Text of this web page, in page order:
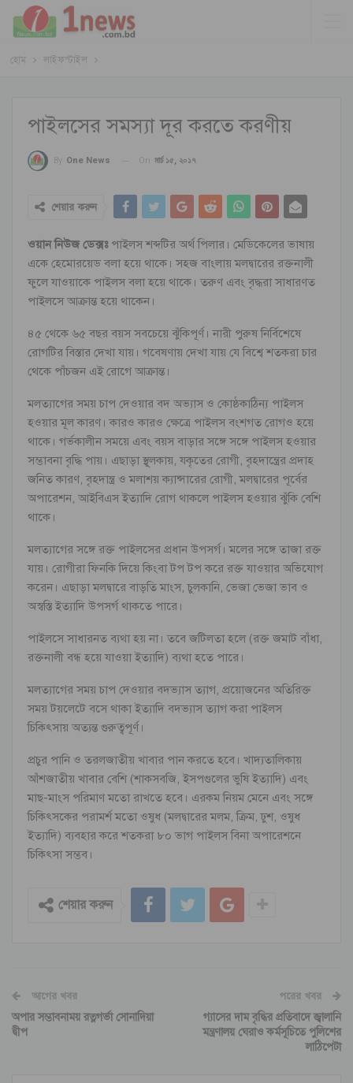
হোম লাইফস্টাইল
পাইলসের সমস্যা দূর করতে করণীয়
By One News On মার্চ ১৫, ২০১৭
শেয়ার করুন
ওয়ান নিউজ ডেক্সঃপাইলস শব্দটির অর্থ পিলার। মেডিকেলের ভাষায়
একে হেমোরয়েড বলা হয়ে থাকে। সহজ বাংলায় মলদ্বারের রক্তনালী
ফুলে যাওয়াকে পাইলস বলা হয়ে থাকে। তরুণ এবং বৃদ্ধরা সাধারণত
পাইলসে আক্রান্ত হয়ে থাকেন।
৪৫ থেকে ৬৫ বছর বয়স সবচেয়ে ঝুঁকিপূর্ণ। নারী পুরুষ নির্বিশেষে
রোগটির বিস্তার দেখা যায়। গবেষণায় দেখা যায় যে বিশ্বে শতকরা চার
থেকে পাঁচজন এই রোগে আক্রান্ত।
মলত্যাগের সময় চাপ দেওয়ার বদ অভ্যাস ও কোষ্ঠকাঠিন্য পাইলস
হওয়ার মূল কারণ। কারও কারও ক্ষেত্রে পাইলস বংশগত রোগও হয়ে
থাকে। গর্ভকালীন সময়ে এবং বয়স বাড়ার সঙ্গে সঙ্গে পাইলস হওয়ার
সম্ভাবনা বৃদ্ধি পায়। এছাড়া স্থূলকায়, যকৃতের রোগী, বৃহদান্ত্রের প্রদাহ
জনিত কারণ, বৃহদান্ত্র ও মলাশয় ক্যান্সারের রোগী, মলদ্বারের পূর্বের
অপারেশন, আইবিএস ইত্যাদি রোগ থাকলে পাইলস হওয়ার ঝুঁকি বেশি
থাকে।
মলত্যাগের সঙ্গে রক্ত পাইলসের প্রধান উপসর্গ। মলের সঙ্গে তাজা রক্ত
যায়। রোগীরা ফিনকি দিয়ে কিংবা টপ টপ করে রক্ত যাওয়ার অভিযোগ
করেন। এছাড়া মলদ্বারে বাড়তি মাংস, চুলকানি, ভেজা ভেজা ভাব ও
অস্বস্তি ইত্যাদি উপসর্গ থাকতে পারে।
পাইলসে সাধারনত ব্যথা হয় না। তবে জটিলতা হলে (রক্ত জমাট বাঁধা,
রক্তনালী বন্ধ হয়ে যাওয়া ইত্যাদি) ব্যথা হতে পারে।
মলত্যাগের সময় চাপ দেওয়ার বদভ্যাস ত্যাগ, প্রয়োজনের অতিরিক্ত
সময় টয়লেটে বসে থাকা ইত্যাদি বদভ্যাস ত্যাগ করা পাইলস
চিকিৎসায় অত্যন্ত গুরুত্বপূর্ণ।
প্রচুর পানি ও তরলজাতীয় খাবার পান করতে হবে। খাদ্যতালিকায়
আঁশজাতীয় খাবার বেশি (শাকসবজি, ইসপগুলের ভুষি ইত্যাদি) এবং
মাছ-মাংস পরিমাণ মতো রাখতে হবে। এরকম নিয়ম মেনে এবং সঙ্গে
চিকিৎসকের পরামর্শ মতো ওষুধ (মলদ্বারের মলম, ক্রিম, ঢুশ, ওষুধ
ইত্যাদি) ব্যবহার করে শতকরা ৮০ ভাগ পাইলস বিনা অপারেশনে
চিকিৎসা সম্ভব।
শেয়ার করুন
আগের খবর
অপার সম্ভাবনাময় রত্নগর্ভা সোনাদিয়া
দ্বীপ
পরের খবর
গ্যাসের দাম বৃদ্ধির প্রতিবাদে জ্বালানি
মন্ত্রণালয় ঘেরাও কর্মসূচিতে পুলিশের
লাঠিপেটা